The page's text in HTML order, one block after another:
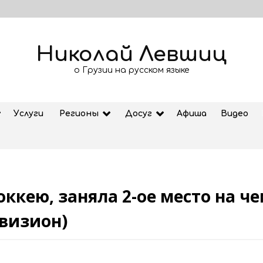
Николай Левшиц
о Грузии на русском языке
Услуги Регионы Досуг Афиша Видео
Рубрика «Азбука Грузии»: дзеоба
заняла 2-ое место на